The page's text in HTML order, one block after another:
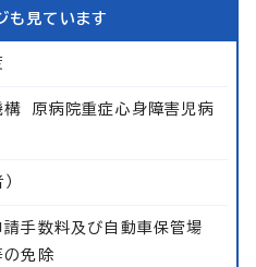
も見ています
構 原病院重症心身障害児病
手数料及び自動車保管場
の免除